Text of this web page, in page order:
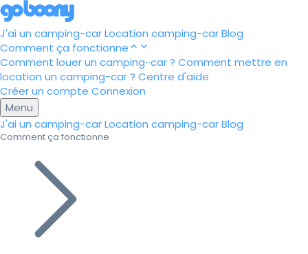
J'ai un camping-carLocation camping-carBlog
Comment ça fonctionne
Comment louer un camping-car ? Comment mettre en
location un camping-car ? Centre d'aide
Créer un compte Connexion
Menu
J'ai un camping-carLocation camping-carBlog
Comment ça fonctionne